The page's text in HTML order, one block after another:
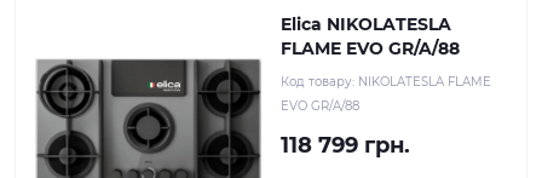
Elica NIKOLATESLA
FLAME EVO GR/A/88
Код товару: NIKOLATESLA FLAME
EVO GR/A/88
118 799 грн.